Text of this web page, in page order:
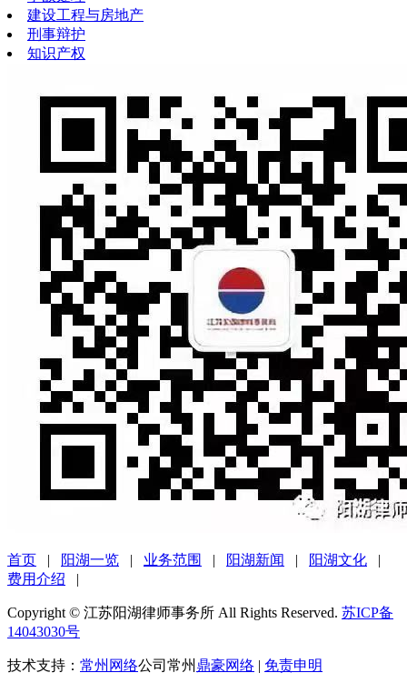
建设工程与房地产
刑事辩护
知识产权
首页 | 阳湖一览 | 业务范围 | 阳湖新闻 | 阳湖文化 |
费用介绍 |
Copyright © 江苏阳湖律师事务所 All Rights Reserved. 苏ICP备
14043030号
技术支持： 常州网络公司常州 鼎豪网络 | 免责申明